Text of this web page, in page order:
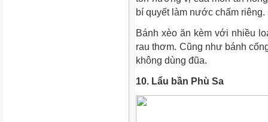
bí quyết làm nước chấm riêng.
Bánh xèo ăn kèm với nhiều
rau thơm. Cũng như bánh
không dùng đũa.
10. Lẩu bần Phù Sa